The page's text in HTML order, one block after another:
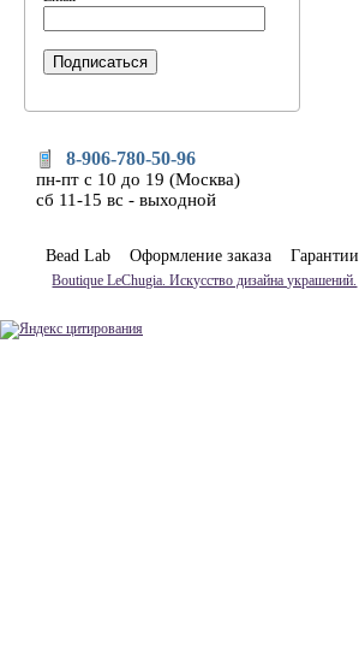
8-906-780-50-96
пн-пт с 10 до 19 (Москва)
сб 11-15 вс - выходной
Bead Lab Оформление заказа Гарантии
Boutique LeChugia. Искусство дизайна украшений.